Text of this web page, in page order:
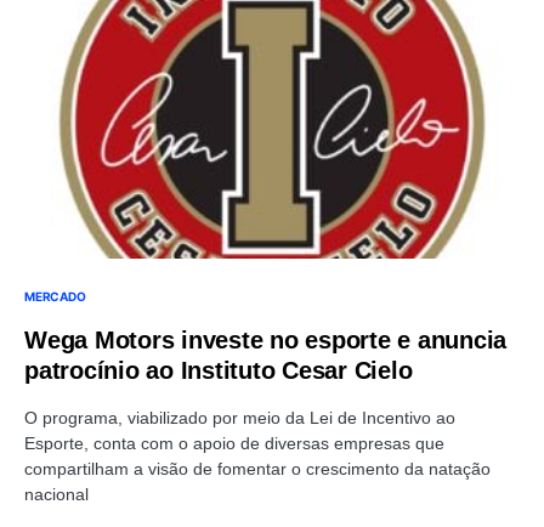
MERCADO
Wega Motors investe no esporte e anuncia
patrocínio ao Instituto Cesar Cielo
O programa, viabilizado por meio da Lei de Incentivo ao
Esporte, conta com o apoio de diversas empresas que
compartilham a visão de fomentar o crescimento da natação
nacional